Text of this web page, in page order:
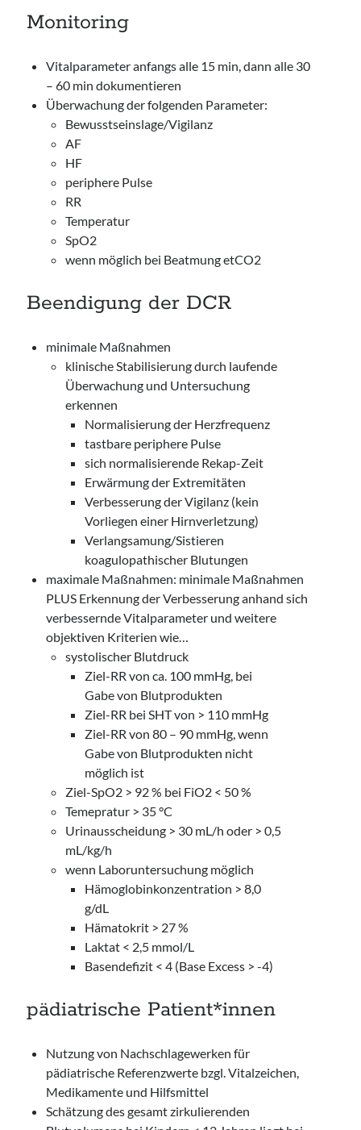
Monitoring
Vitalparameter anfangs alle 15 min, dann alle 30
– 60 min dokumentieren
Überwachung der folgenden Parameter:
Bewusstseinslage/Vigilanz
AF
HF
periphere Pulse
RR
Temperatur
SpO2
wenn möglich bei Beatmung etCO2
Beendigung der DCR
minimale Maßnahmen
klinische Stabilisierung durch laufende
Überwachung und Untersuchung
erkennen
Normalisierung der Herzfrequenz
tastbare periphere Pulse
sich normalisierende Rekap-Zeit
Erwärmung der Extremitäten
Verbesserung der Vigilanz (kein
Vorliegen einer Hirnverletzung)
Verlangsamung/Sistieren
koagulopathischer Blutungen
maximale Maßnahmen: minimale Maßnahmen
PLUS Erkennung der Verbesserung anhand sich
verbessernde Vitalparameter und weitere
objektiven Kriterien wie…
systolischer Blutdruck
Ziel-RR von ca. 100 mmHg, bei
Gabe von Blutprodukten
Ziel-RR bei SHT von > 110 mmHg
Ziel-RR von 80 – 90 mmHg, wenn
Gabe von Blutprodukten nicht
möglich ist
Ziel-SpO2 > 92 % bei FiO2 < 50 %
Temepratur > 35 °C
Urinausscheidung > 30 mL/h oder > 0,5
mL/kg/h
wenn Laboruntersuchung möglich
Hämoglobinkonzentration > 8,0
g/dL
Hämatokrit > 27 %
Laktat < 2,5 mmol/L
Basendefizit < 4 (Base Excess > -4)
pädiatrische Patient*innen
Nutzung von Nachschlagewerken für
pädiatrische Referenzwerte bzgl. Vitalzeichen,
Medikamente und Hilfsmittel
Schätzung des gesamt zirkulierenden